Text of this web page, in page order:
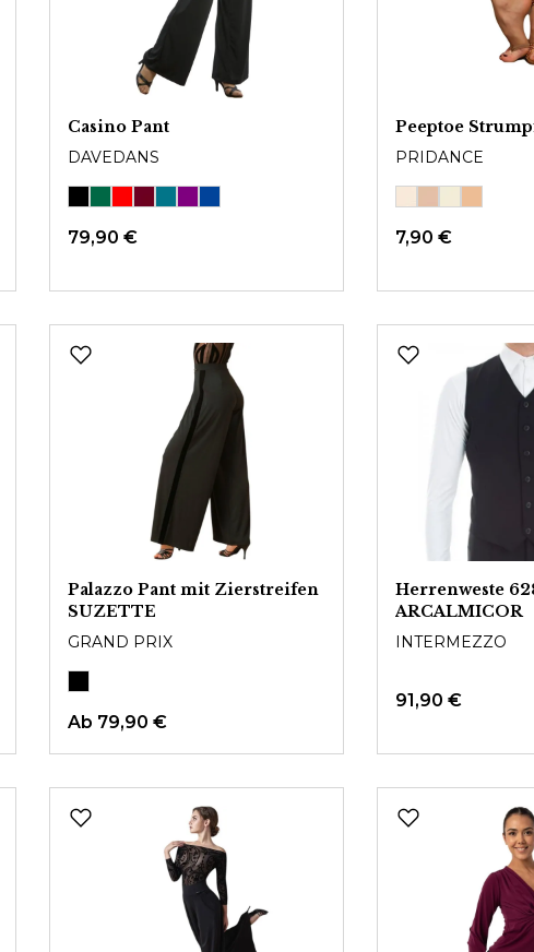
Casino Pant
DAVEDANS
79,90 €
Peeptoe
PRIDANCE
7,90 €
Palazzo Pant mit Zierstreifen
SUZETTE
GRAND PRIX
Ab 79,90 €
Herrenweste
ARCALMICOR
INTERMEZZO
91,90 €